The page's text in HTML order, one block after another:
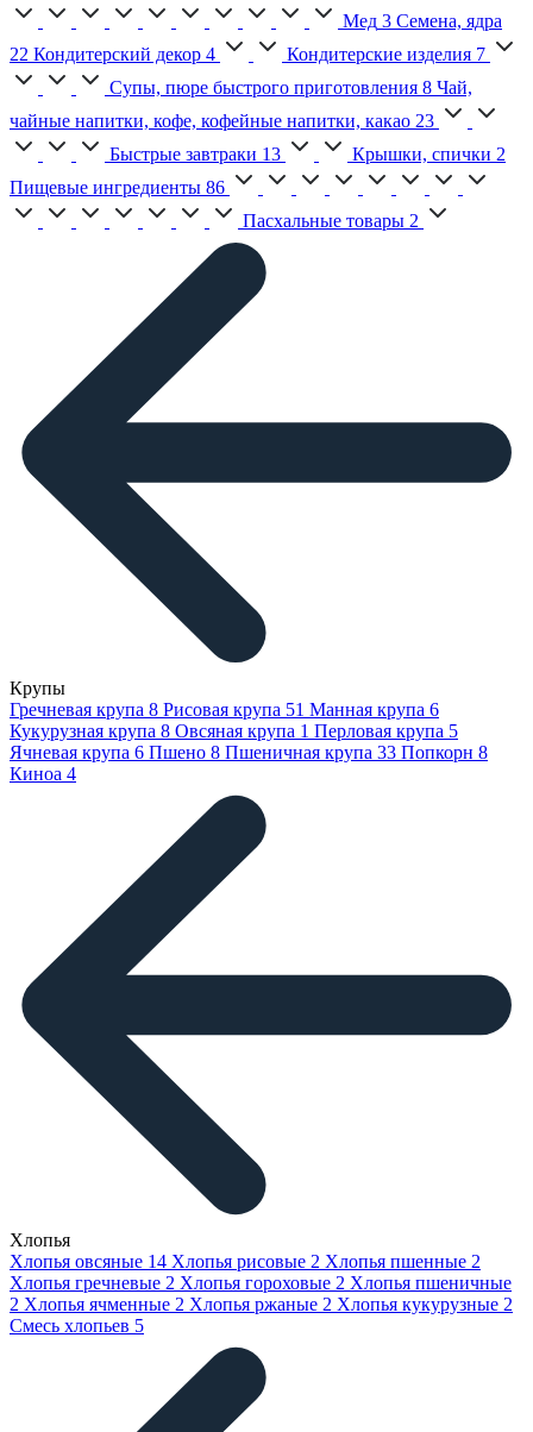
Мед 3 Семена, ядра
22 Кондитерский декор 4 Кондитерские изделия 7
Супы, пюре быстрого приготовления 8 Чай,
чайные напитки, кофе, кофейные напитки, какао 23
Быстрые завтраки 13 Крышки, спички 2
Пищевые ингредиенты 86
Пасхальные товары 2
Крупы
Гречневая крупа 8 Рисовая крупа 51 Манная крупа 6
Кукурузная крупа 8 Овсяная крупа 1 Перловая крупа 5
Ячневая крупа 6 Пшено 8 Пшеничная крупа 33 Попкорн 8
Киноа 4
Хлопья
Хлопья овсяные 14 Хлопья рисовые 2 Хлопья пшенные 2
Хлопья гречневые 2 Хлопья гороховые 2 Хлопья пшеничные
2 Хлопья ячменные 2 Хлопья ржаные 2 Хлопья кукурузные 2
Смесь хлопьев 5